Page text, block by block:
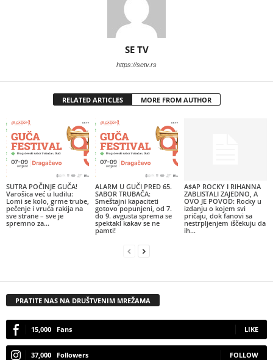
SE TV
https://setv.rs
RELATED ARTICLES MORE FROM AUTHOR
SUTRA POČINJE GUČA!
Varošica već u ludilu:
Lomi se kolo, grme trube,
pečenje i vruća rakija na
sve strane – sve je
spremno za...
ALARM U GUČI PRED 65.
SABOR TRUBAČA:
Smeštajni kapaciteti
gotovo popunjeni, od 7.
do 9. avgusta sprema se
spektakl kakav se ne
pamti!
A$AP ROCKY I RIHANNA
ZABLISTALI ZAJEDNO, A
OVO JE POVOD: Rocky u
izdanju o kojem svi
pričaju, dok fanovi sa
nestrpljenjem iščekuju da
ih...
PRATITE NAS NA DRUŠTVENIM MREŽAMA
15,000 Fans LIKE
37,000 Followers FOLLOW